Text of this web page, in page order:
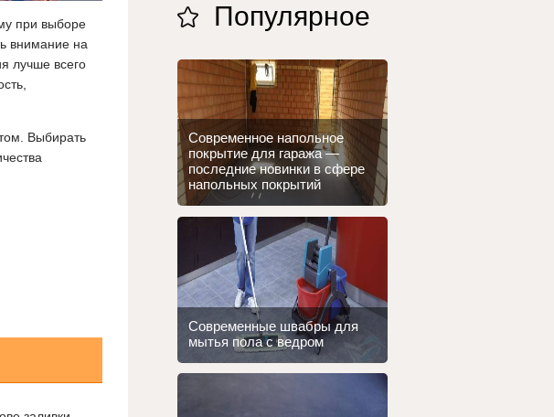
при выборе
внимание на
лучше всего
Выбирать
Популярное
Современное напольное
покрытие для гаража —
последние новинки в сфере
напольных покрытий
Современные швабры для
мытья пола с ведром